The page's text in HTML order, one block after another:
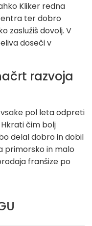
Kliker redna
ter dobro
zaslužiš dovolj. V
doseči v
razvoja
pol leta odpreti
čim bolj
delal dobro in dobil
primorsko in malo
franšize po